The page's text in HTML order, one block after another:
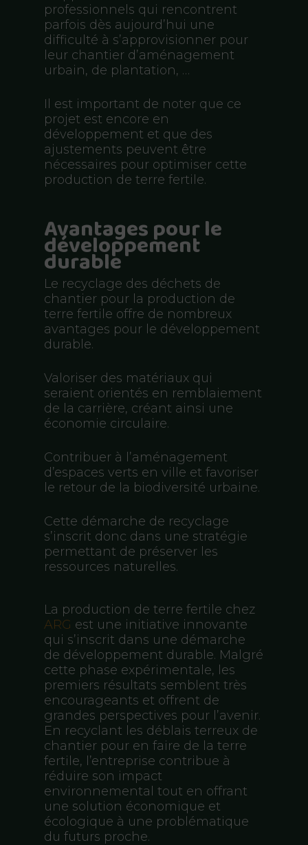
professionnels qui rencontrent
parfois dès aujourd’hui une
difficulté à s’approvisionner pour
leur chantier d’aménagement
urbain, de plantation, …
Il est important de noter que ce
projet est encore en
développement et que des
ajustements peuvent être
nécessaires pour optimiser cette
production de terre fertile.
Avantages pour le
développement
durable
Le recyclage des déchets de
chantier pour la production de
terre fertile offre de nombreux
avantages pour le développement
durable.
Valoriser des matériaux qui
seraient orientés en remblaiement
de la carrière, créant ainsi une
économie circulaire.
Contribuer à l’aménagement
d’espaces verts en ville et favoriser
le retour de la biodiversité urbaine.
Cette démarche de recyclage
s’inscrit donc dans une stratégie
permettant de préserver les
ressources naturelles.
La production de terre fertile chez
ARG est une initiative innovante
qui s’inscrit dans une démarche
de développement durable. Malgré
cette phase expérimentale, les
premiers résultats semblent très
encourageants et offrent de
grandes perspectives pour l’avenir.
En recyclant les déblais terreux de
chantier pour en faire de la terre
fertile, l’entreprise contribue à
réduire son impact
environnemental tout en offrant
une solution économique et
écologique à une problématique
du futurs proche.